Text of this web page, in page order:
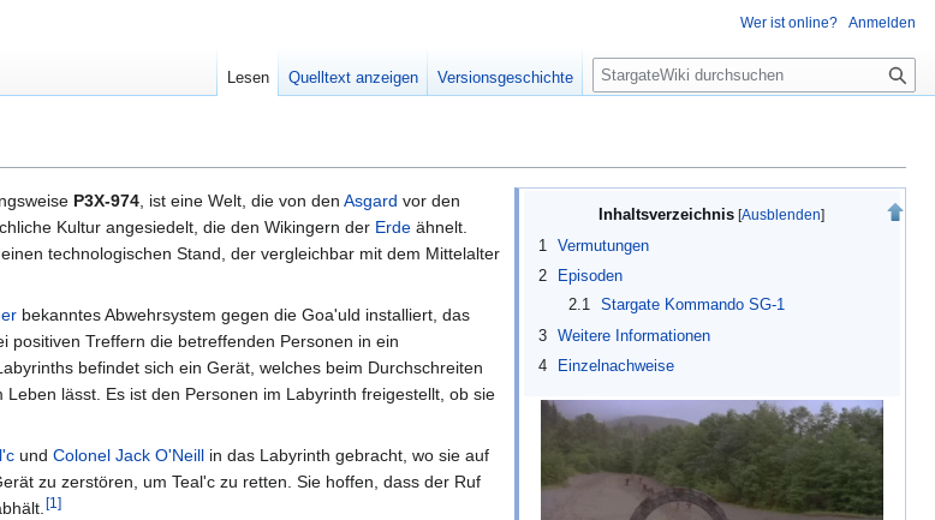
Inhaltsverzeichnis
1
Vermutungen
2
Episoden
2.1
Stargate Kommando SG-1
3
Weitere Informationen
4
Einzelnachweise
P3X-974, ist eine Welt, die von den Asgard vor den
Kultur angesiedelt, die den Wikingern der Erde ähnelt.
technologischen Stand, der vergleichbar mit dem Mittelalter
bekanntes Abwehrsystem gegen die Goa'uld installiert, das
positiven Treffern die betreffenden Personen in ein
befindet sich ein Gerät, welches beim Durchschreiten
Leben lässt. Es ist den Personen im Labyrinth freigestellt, ob sie
und Colonel Jack O'Neill in das Labyrinth gebracht, wo sie auf
zu zerstören, um Teal'c zu retten. Sie hoffen, dass der Ruf
[1 ]
Wer ist online? Anmelden
Lesen Quelltext anzeigen Versionsgeschichte
S
u
e